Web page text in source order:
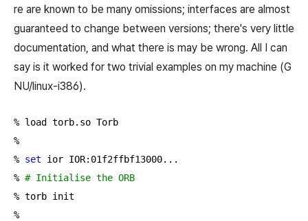
re are known to be many omissions; interfaces are almost
guaranteed to change between versions; there's very little
documentation, and what there is may be wrong. All I can
say is it worked for two trivial examples on my machine (G
NU/linux-i386).
% load torb.so Torb
%
% set ior IOR:01f2ffbf13000...
% # Initialise the ORB
% torb init
%